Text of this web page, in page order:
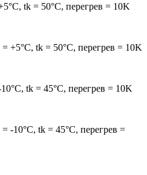
tk = 50°С, перегрев = 10K
+5°С, tk = 50°С, перегрев = 10K
tk = 45°С, перегрев = 10K
-10°С, tk = 45°С, перегрев =